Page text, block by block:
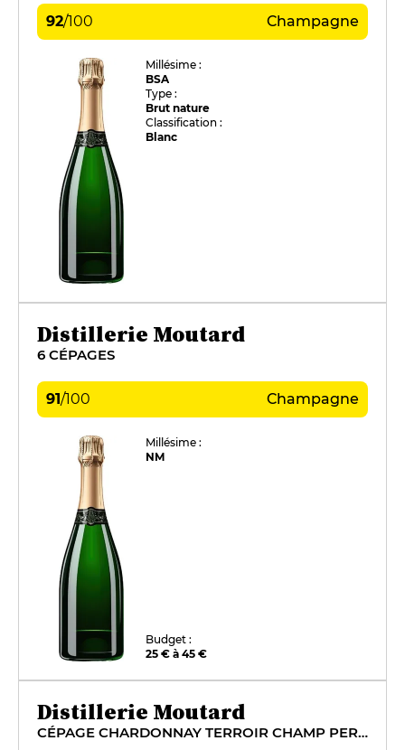
92/100 Champagne
Millésime :
BSA
Type :
Brut nature
Classification :
Blanc
Distillerie Moutard
6 CÉPAGES
91/100 Champagne
Millésime :
NM
Budget :
25 € à 45 €
Distillerie Moutard
CÉPAGE CHARDONNAY TERROIR CHAMP PERSIN